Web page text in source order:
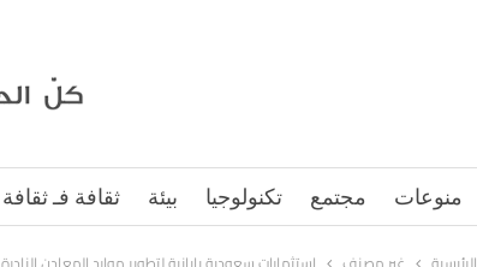
منوعات مجتمع تكنولوجيا بيئة ثقافة فـ ثقافة